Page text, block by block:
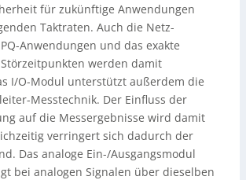
für zukünftige Anwendungen
Taktraten. Auch die Netz-
Anwendungen und das exakte
werden damit
I/O-Modul unterstützt außerdem die
Messtechnik. Der Einfluss der
auf die Messergebnisse wird damit
verringert sich dadurch der
Das analoge Ein-/Ausgangsmodul
bei analogen Signalen über dieselben